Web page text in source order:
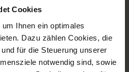
Cookies
Ihnen ein optimales
Dazu zählen Cookies, die
für die Steuerung unserer
notwendig sind, sowie
Ja
Nein
0195949036606
7,8 x 71,6 x 147,6 mm